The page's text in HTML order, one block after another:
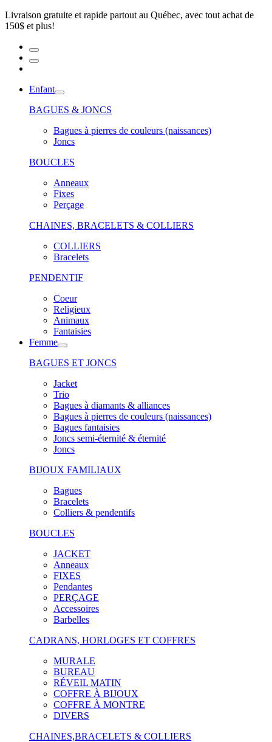
Livraison gratuite et rapide partout au Québec, avec tout achat de
150$ et plus!
Enfant
BAGUES & JONCS
Bagues à pierres de couleurs (naissances)
Joncs
BOUCLES
Anneaux
Fixes
Perçage
CHAINES, BRACELETS & COLLIERS
COLLIERS
Bracelets
PENDENTIF
Coeur
Religieux
Animaux
Fantaisies
Femme
BAGUES ET JONCS
Jacket
Trio
Bagues à diamants & alliances
Bagues à pierres de couleurs (naissances)
Bagues fantaisies
Joncs semi-éternité & éternité
Joncs
BIJOUX FAMILIAUX
Bagues
Bracelets
Colliers & pendentifs
BOUCLES
JACKET
Anneaux
FIXES
Pendantes
PERÇAGE
Accessoires
Barbelles
CADRANS, HORLOGES ET COFFRES
MURALE
BUREAU
RÉVEIL MATIN
COFFRE À BIJOUX
COFFRE À MONTRE
DIVERS
CHAINES,BRACELETS & COLLIERS